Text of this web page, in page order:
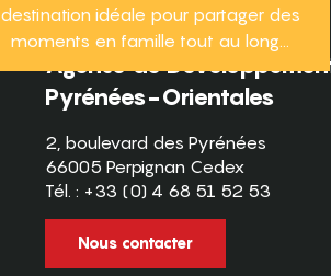
destination idéale pour partager des
moments en famille tout au long...
Agence de
Pyrénées-Orientales
2, boulevard des Pyrénées
66005 Perpignan Cedex
Tél. : +33 (0) 4 68 51 52 53
Nous contacter